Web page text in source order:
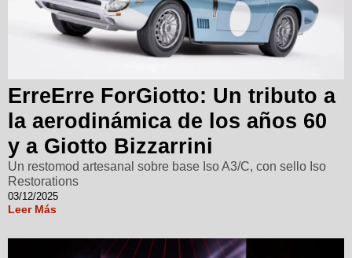
ErreErre ForGiotto: Un tributo a
la aerodinámica de los años 60
y a Giotto Bizzarrini
Un restomod artesanal sobre base Iso A3/C, con sello Iso
Restorations
03/12/2025
Leer Más